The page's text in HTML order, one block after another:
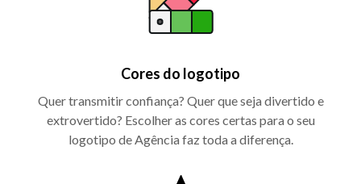
Cores do logotipo
Quer transmitir confiança? Quer que seja divertido e
extrovertido? Escolher as cores certas para o seu
logotipo de Agência faz toda a diferença.